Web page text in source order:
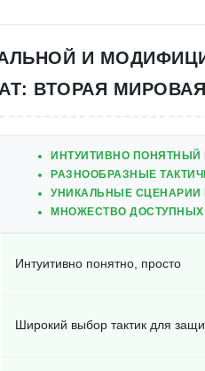
И
ВТОРАЯ
ИНТУИТИВНО ПОНЯТНЫЙ
РАЗНООБРАЗНЫЕ
УНИКАЛЬНЫЕ СЦЕНАРИИ
МНОЖЕСТВО ДОСТУПНЫХ
Интуитивно понятно, просто
Широкий выбор тактик для